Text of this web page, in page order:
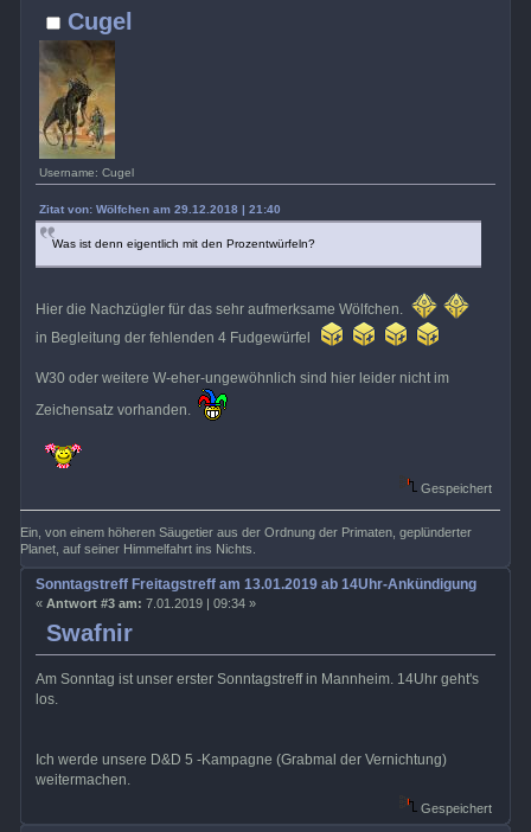
Cugel
Username: Cugel
Zitat von: Wölfchen am 29.12.2018 | 21:40
Was ist denn eigentlich mit den Prozentwürfeln?
Hier die Nachzügler für das sehr aufmerksame Wölfchen.
in Begleitung der fehlenden 4 Fudgewürfel
W30 oder weitere W-eher-ungewöhnlich sind hier leider nicht im
Zeichensatz vorhanden.
Gespeichert
Ein, von einem höheren Säugetier aus der Ordnung der Primaten, geplünderter
Planet, auf seiner Himmelfahrt ins Nichts.
Swafnir
Sonntagstreff Freitagstreff am 13.01.2019 ab 14Uhr-Ankündigungen,
« Antwort #3 am: 7.01.2019 | 09:34 »
Am Sonntag ist unser erster Sonntagstreff in Mannheim. 14Uhr geht's
los.
Ich werde unsere D&D 5 -Kampagne (Grabmal der Vernichtung)
weitermachen.
Gespeichert